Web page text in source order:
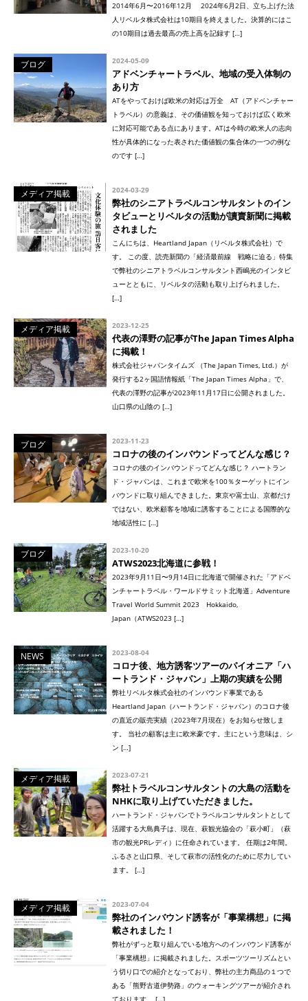
2014年6月〜2016年12月 2024年6月2日、立ち上げた法
人リベルタ株式会社は10期目を終えました。決算的にはこ
の10期目は過去最高の売上高を記録す […]
ブログ 2024-05-09
アドベンチャートラベル、地域の受入体制の
あり方
ATをやっておけば欧米の対応は万全 AT（アドベンチャー
トラベル）の意義は、その価値観を知っておけば広く欧米
に対応可能である点にあります。ATは今時の欧米人の志向
性が具体的になった表された価値観の集合体の一つの例な
のです […]
メディア掲載 2024-03-29
弊社のシニアトラベルコンサルタントのイン
タビューとリベルタの活動が讀賣新聞に掲載
されました
こんにちは、Heartland Japan（リベルタ株式会社）で
す。 この度、読売新聞の「経済最前線 戦略に迫る」特集
で弊社のシニアトラベルコンサルタント西嶋光のインタビ
ューとともに、リベルタの活動も取り上げられました。
[…]
メディア掲載 2023-12-25
代表の澤野の記事がThe Japan Times Alpha
に掲載！
株式会社ジャパンタイムズ （The Japan Times, Ltd.）が
発行する2ヶ国語情報紙「The Japan Times Alpha」で、
代表の澤野の記事が2023年11月17日に公開されました。
山口県の山陰の […]
ブログ 2023-11-23
コロナの後のインバウンドってどんな感じ？
コロナの後のインバウンドってどんな感じ？ ハートラン
ド・ジャパンは、これまで欧米を100％ターゲットにイン
バウンドに取り組んできました。東京や富士山、京都だけ
ではない、欧米顧客を地域に誘客することによる国際的な
地域活性に […]
ブログ 2023-10-20
ATWS2023北海道に参戦！
2023年9月11日〜9月14日に北海道で開催された「アドベ
ンチャートラベル・ワールドサミット北海道」Adventure
Travel World Summit 2023 Hokkaido,
Japan（ATWS2023 […]
NEWS 2023-08-04
コロナ後、地方誘客ツアーのパイオニア「ハ
ートランド・ジャパン」上期の実績を公開
弊社リベルタ株式会社のインバウンド事業である
Heartland Japan（ハートランド・ジャパン）のコロナ後
の直近の販売実績（2023年7月現在）をお知らせ致しま
す。 当社の顧客は主に欧米豪です。主にという意味は、シ
ン […]
メディア掲載 2023-07-21
弊社トラベルコンサルタントの大島の活動を
NHKに取り上げていただきました。
ハートランド・ジャパンでトラベルコンサルタントとして
活躍する大島典子は、現在、萩観光協会の「萩小町」（萩
市の観光PRレディ）に任命されています。 任期は2年間。
ふるさと山口県、そして萩市の活性化のために尽力してい
ます。 […]
メディア掲載 2023-07-04
弊社のインバウンド誘客が「事業構想」に掲
載されました！
弊社がずっと取り組んでいる地方へのインバウンド誘客が
「事業構想」に掲載されました。スポーツツーリズムとい
う切り口での紹介となっており、弊社の主力商品の１つで
ある「熊野古道伊勢路」のウォーキングツアーが紹介され
ております。 […]